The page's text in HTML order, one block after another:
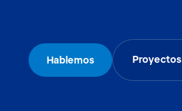
Hablemos Proyectos